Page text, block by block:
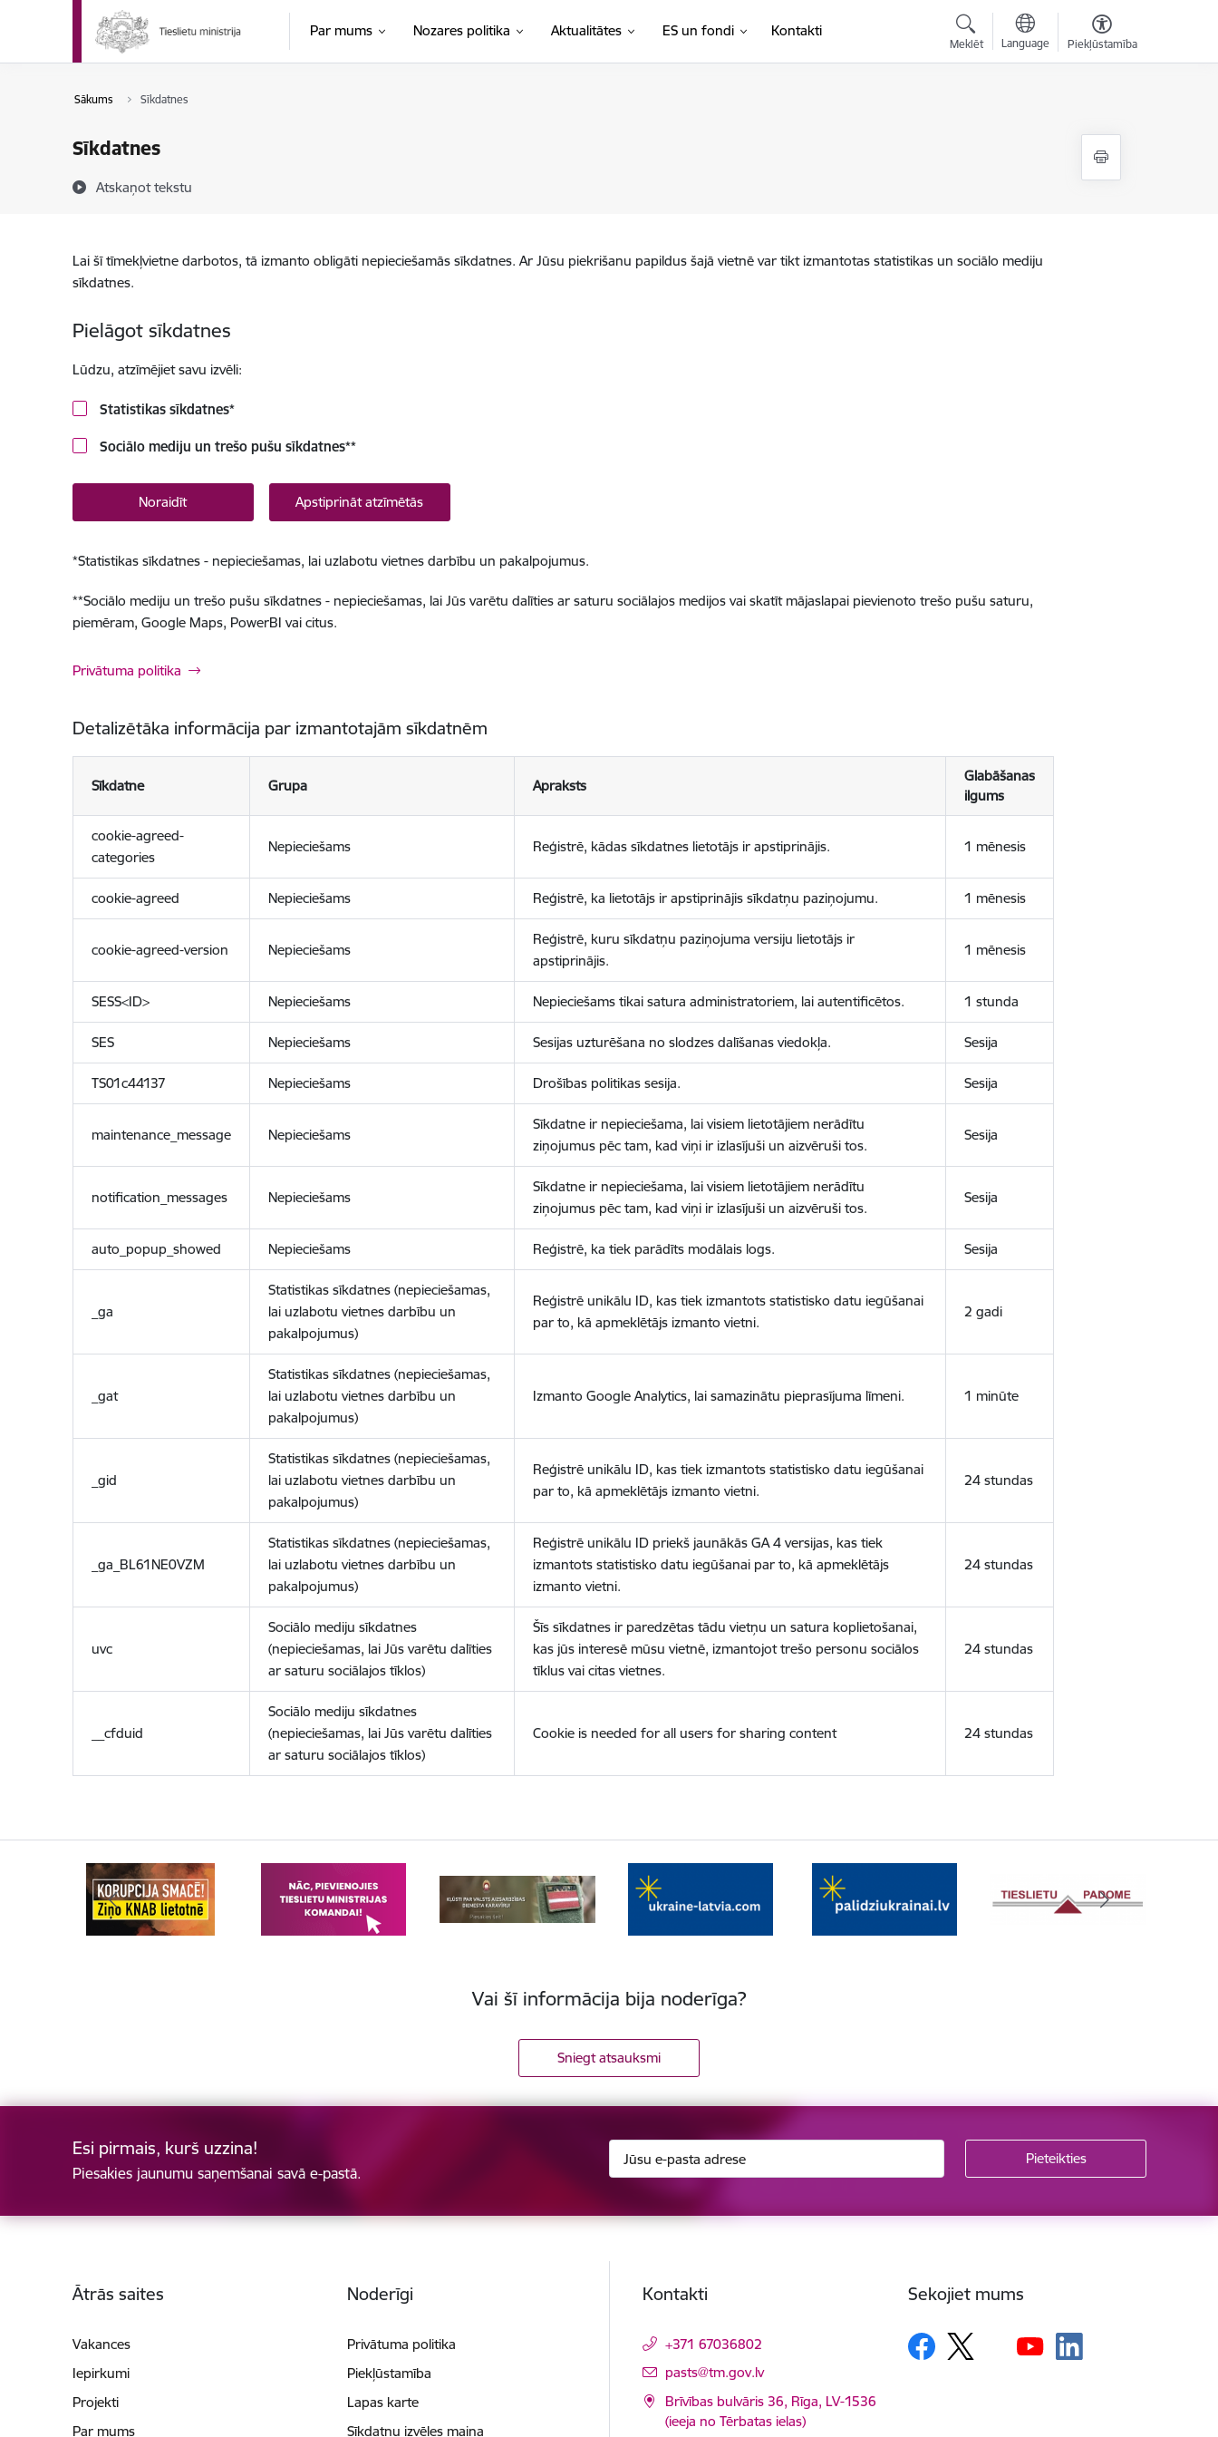
Pāriet uz lapas saturu
Par mums Nozares politika Aktualitātes ES un fondi Kontakti
Meklēt Language Piekļūstamība
Sākums Sīkdatnes
Sīkdatnes
Atskaņot tekstu
Lai šī tīmekļvietne darbotos, tā izmanto obligāti nepieciešamās sīkdatnes. Ar Jūsu piekrišanu papildus šajā vietnē var tikt izmantotas statistikas un sociālo mediju
sīkdatnes.
Pielāgot sīkdatnes
Lūdzu, atzīmējiet savu izvēli:
Statistikas sīkdatnes*
Sociālo mediju un trešo pušu sīkdatnes**
Noraidīt Apstiprināt atzīmētās
*Statistikas sīkdatnes - nepieciešamas, lai uzlabotu vietnes darbību un pakalpojumus.
**Sociālo mediju un trešo pušu sīkdatnes - nepieciešamas, lai Jūs varētu dalīties ar saturu sociālajos medijos vai skatīt mājaslapai pievienoto trešo pušu saturu,
piemēram, Google Maps, PowerBI vai citus.
Privātuma politika
Detalizētāka informācija par izmantotajām sīkdatnēm
Sīkdatne Grupa Apraksts
Glabāšanas
ilgums
cookie-agreed-
categories
Nepieciešams Reģistrē, kādas sīkdatnes lietotājs ir apstiprinājis. 1 mēnesis
cookie-agreed Nepieciešams Reģistrē, ka lietotājs ir apstiprinājis sīkdatņu paziņojumu. 1 mēnesis
cookie-agreed-version Nepieciešams
Reģistrē, kuru sīkdatņu paziņojuma versiju lietotājs ir
apstiprinājis.
1 mēnesis
SESS<ID> Nepieciešams Nepieciešams tikai satura administratoriem, lai autentificētos. 1 stunda
SES Nepieciešams Sesijas uzturēšana no slodzes dalīšanas viedokļa. Sesija
TS01c44137 Nepieciešams Drošības politikas sesija. Sesija
maintenance_message Nepieciešams
Sīkdatne ir nepieciešama, lai visiem lietotājiem nerādītu
ziņojumus pēc tam, kad viņi ir izlasījuši un aizvēruši tos.
Sesija
notification_messages Nepieciešams
Sīkdatne ir nepieciešama, lai visiem lietotājiem nerādītu
ziņojumus pēc tam, kad viņi ir izlasījuši un aizvēruši tos.
Sesija
auto_popup_showed Nepieciešams Reģistrē, ka tiek parādīts modālais logs. Sesija
_ga
Statistikas sīkdatnes (nepieciešamas,
lai uzlabotu vietnes darbību un
pakalpojumus)
Reģistrē unikālu ID, kas tiek izmantots statistisko datu iegūšanai
par to, kā apmeklētājs izmanto vietni.
2 gadi
_gat
Statistikas sīkdatnes (nepieciešamas,
lai uzlabotu vietnes darbību un
pakalpojumus)
Izmanto Google Analytics, lai samazinātu pieprasījuma līmeni. 1 minūte
_gid
Statistikas sīkdatnes (nepieciešamas,
lai uzlabotu vietnes darbību un
pakalpojumus)
Reģistrē unikālu ID, kas tiek izmantots statistisko datu iegūšanai
par to, kā apmeklētājs izmanto vietni.
24 stundas
_ga_BL61NE0VZM
Statistikas sīkdatnes (nepieciešamas,
lai uzlabotu vietnes darbību un
pakalpojumus)
Reģistrē unikālu ID priekš jaunākās GA 4 versijas, kas tiek
izmantots statistisko datu iegūšanai par to, kā apmeklētājs
izmanto vietni.
24 stundas
uvc
Sociālo mediju sīkdatnes
(nepieciešamas, lai Jūs varētu dalīties
ar saturu sociālajos tīklos)
Šīs sīkdatnes ir paredzētas tādu vietņu un satura koplietošanai,
kas jūs interesē mūsu vietnē, izmantojot trešo personu sociālos
tīklus vai citas vietnes.
24 stundas
__cfduid
Sociālo mediju sīkdatnes
(nepieciešamas, lai Jūs varētu dalīties
ar saturu sociālajos tīklos)
Cookie is needed for all users for sharing content 24 stundas
Vai šī informācija bija noderīga?
Sniegt atsauksmi
Esi pirmais, kurš uzzina!
Piesakies jaunumu saņemšanai savā e-pastā.
Ātrās saites
Vakances
Iepirkumi
Projekti
Par mums
Noderīgi
Privātuma politika
Piekļūstamība
Lapas karte
Sīkdatņu izvēles maiņa
Kontakti
+371 67036802
E-pasts:
pasts@tm.gov.lv
Brīvības bulvāris 36, Rīga, LV-1536
(ieeja no Tērbatas ielas)
Sekojiet mums